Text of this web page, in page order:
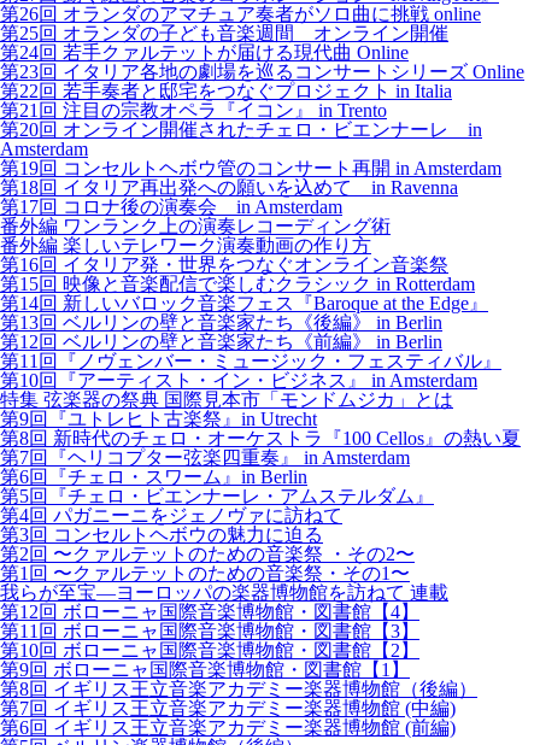
第26回 オランダのアマチュア奏者がソロ曲に挑戦 online
第25回 オランダの子ども音楽週間 オンライン開催
第24回 若手クァルテットが届ける現代曲 Online
第23回 イタリア各地の劇場を巡るコンサートシリーズ Online
第22回 若手奏者と邸宅をつなぐプロジェクト in Italia
第21回 注目の宗教オペラ『イコン』 in Trento
第20回 オンライン開催されたチェロ・ビエンナーレ in
Amsterdam
第19回 コンセルトヘボウ管のコンサート再開 in Amsterdam
第18回 イタリア再出発への願いを込めて in Ravenna
第17回 コロナ後の演奏会 in Amsterdam
番外編 ワンランク上の演奏レコーディング術
番外編 楽しいテレワーク演奏動画の作り方
第16回 イタリア発・世界をつなぐオンライン音楽祭
第15回 映像と音楽配信で楽しむクラシック in Rotterdam
第14回 新しいバロック音楽フェス『Baroque at the Edge』
第13回 ベルリンの壁と音楽家たち《後編》 in Berlin
第12回 ベルリンの壁と音楽家たち《前編》 in Berlin
第11回『ノヴェンバー・ミュージック・フェスティバル』
第10回『アーティスト・イン・ビジネス』 in Amsterdam
特集 弦楽器の祭典 国際見本市「モンドムジカ」とは
第9回『ユトレヒト古楽祭』in Utrecht
第8回 新時代のチェロ・オーケストラ『100 Cellos』の熱い夏
第7回『ヘリコプター弦楽四重奏』 in Amsterdam
第6回『チェロ・スワーム』in Berlin
第5回『チェロ・ビエンナーレ・アムステルダム』
第4回 パガニーニをジェノヴァに訪ねて
第3回 コンセルトヘボウの魅力に迫る
第2回 〜クァルテットのための音楽祭 ・その2〜
第1回 〜クァルテットのための音楽祭・その1〜
我らが至宝―ヨーロッパの楽器博物館を訪ねて 連載
第12回 ボローニャ国際音楽博物館・図書館【4】
第11回 ボローニャ国際音楽博物館・図書館【3】
第10回 ボローニャ国際音楽博物館・図書館【2】
第9回 ボローニャ国際音楽博物館・図書館【1】
第8回 イギリス王立音楽アカデミー楽器博物館（後編）
第7回 イギリス王立音楽アカデミー楽器博物館 (中編)
第6回 イギリス王立音楽アカデミー楽器博物館 (前編)